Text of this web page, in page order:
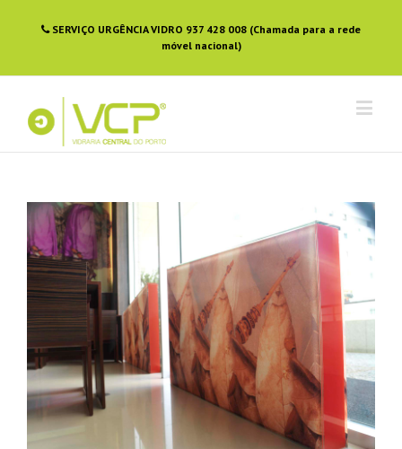
SERVIÇO URGÊNCIA VIDRO 937 428 008 (Chamada para a rede
móvel nacional)